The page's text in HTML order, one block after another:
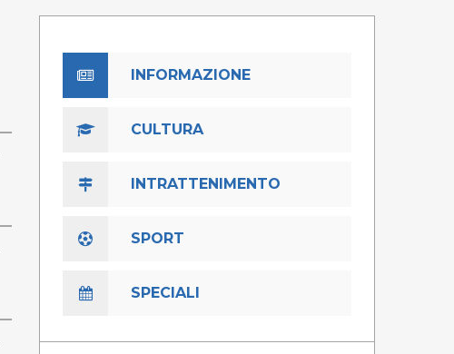
INFORMAZIONE
CULTURA
INTRATTENIMENTO
SPORT
SPECIALI